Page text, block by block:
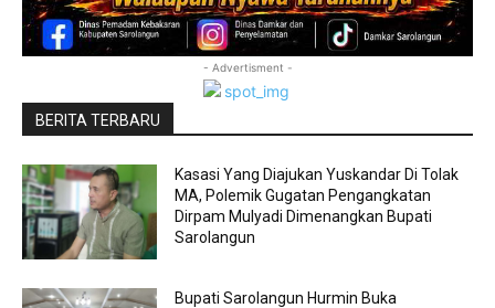
- Advertisment -
BERITA TERBARU
Kasasi Yang Diajukan Yuskandar Di Tolak
MA, Polemik Gugatan Pengangkatan
Dirpam Mulyadi Dimenangkan Bupati
Sarolangun
Bupati Sarolangun Hurmin Buka